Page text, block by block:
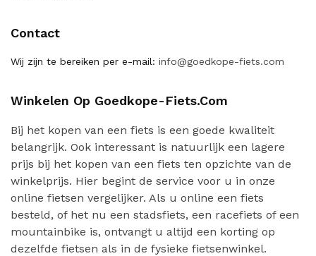
Contact
Wij zijn te bereiken per e-mail: info@goedkope-fiets.com
Winkelen Op Goedkope-Fiets.com
Bij het kopen van een fiets is een goede kwaliteit
belangrijk. Ook interessant is natuurlijk een lagere
prijs bij het kopen van een fiets ten opzichte van de
winkelprijs. Hier begint de service voor u in onze
online fietsen vergelijker. Als u online een fiets
besteld, of het nu een stadsfiets, een racefiets of een
mountainbike is, ontvangt u altijd een korting op
dezelfde fietsen als in de fysieke fietsenwinkel.